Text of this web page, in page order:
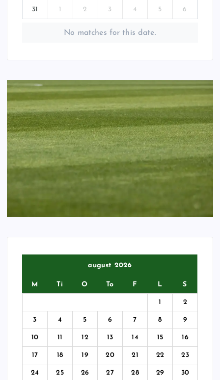
31 1 2 3 4 5 6
No matches for this date.
august 2026
M Ti O To F L S
1 2
3 4 5 6 7 8 9
10 11 12 13 14 15 16
17 18 19 20 21 22 23
24 25 26 27 28 29 30